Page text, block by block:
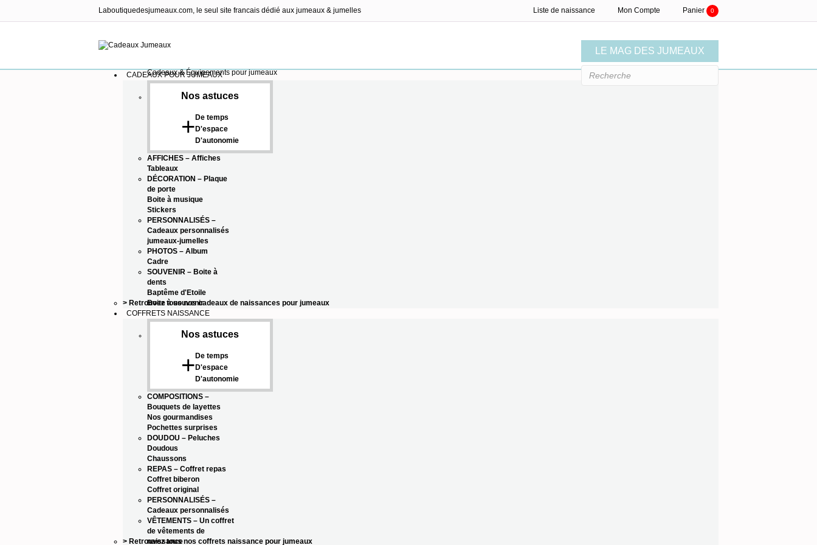
Laboutiquedesjumeaux.com, le seul site francais dédié aux jumeaux & jumelles Liste de naissance Mon Compte Panier 0
Cadeaux & Équipements pour jumeaux
LE MAG DES JUMEAUX
CADEAUX POUR JUMEAUX
Nos astuces
+De temps
D'espace
D'autonomie
AFFICHES – Affiches
Tableaux
DÉCORATION – Plaque
de porte
Boite à musique
Stickers
PERSONNALISÉS –
Cadeaux personnalisés
jumeaux-jumelles
PHOTOS – Album
Cadre
SOUVENIR – Boite à
dents
Baptême d'Etoile
Boite à souvenir
> Retrouvez tous nos cadeaux de naissances pour jumeaux
COFFRETS NAISSANCE
Nos astuces
+De temps
D'espace
D'autonomie
COMPOSITIONS –
Bouquets de layettes
Nos gourmandises
Pochettes surprises
DOUDOU – Peluches
Doudous
Chaussons
REPAS – Coffret repas
Coffret biberon
Coffret original
PERSONNALISÉS –
Cadeaux personnalisés
VÊTEMENTS – Un coffret
de vêtements de
naissance
> Retrouvez tous nos coffrets naissance pour jumeaux